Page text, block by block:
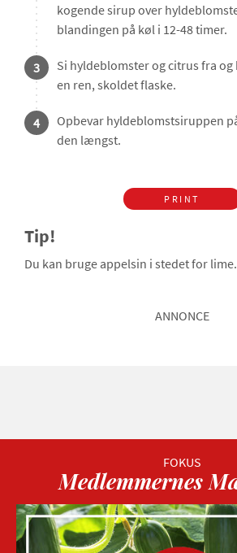
kogende sirup over
blandingen på køl i 12-48 timer.
3
Si hyldeblomster og citrus fra
en ren, skoldet flaske.
4
Opbevar hyldeblomstsiruppen
den længst.
PRINT
Tip!
Du kan bruge appelsin i stedet for lime.
ANNONCE
Medlemmernes